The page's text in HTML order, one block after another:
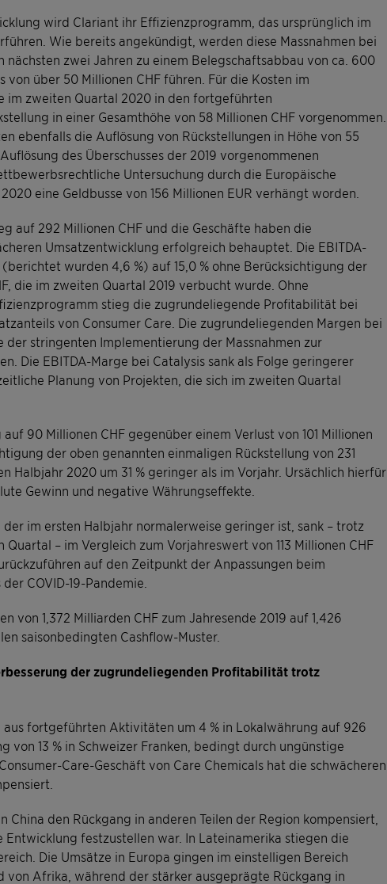
wird Clariant ihr Effizienzprogramm, das ursprünglich im
Wie bereits angekündigt, werden diese Massnahmen bei
zwei Jahren zu einem Belegschaftsabbau von ca. 600
über 50 Millionen CHF führen. Für die Kosten im
im zweiten Quartal 2020 in den fortgeführten
in einer Gesamthöhe von 58 Millionen CHF vorgenommen.
ebenfalls die Auflösung von Rückstellungen in Höhe von 55
des Überschusses der 2019 vorgenommenen
Untersuchung durch die Europäische
eine Geldbusse von 156 Millionen EUR verhängt worden.
auf 292 Millionen CHF und die Geschäfte haben die
Umsatzentwicklung erfolgreich behauptet. Die EBITDA-
wurden 4,6 %) auf 15,0 % ohne Berücksichtigung der
die im zweiten Quartal 2019 verbucht wurde. Ohne
stieg die zugrundeliegende Profitabilität bei
von Consumer Care. Die zugrundeliegenden Margen bei
der stringenten Implementierung der Massnahmen zur
Die EBITDA-Marge bei Catalysis sank als Folge geringerer
Planung von Projekten, die sich im zweiten Quartal
90 Millionen CHF gegenüber einem Verlust von 101 Millionen
der oben genannten einmaligen Rückstellung von 231
Halbjahr 2020 um 31 % geringer als im Vorjahr. Ursächlich hierfür
Gewinn und negative Währungseffekte.
im ersten Halbjahr normalerweise geringer ist, sank – trotz
– im Vergleich zum Vorjahreswert von 113 Millionen CHF
auf den Zeitpunkt der Anpassungen beim
COVID-19-Pandemie.
von 1,372 Milliarden CHF zum Jahresende 2019 auf 1,426
saisonbedingten Cashflow-Muster.
der zugrundeliegenden Profitabilität trotz
fortgeführten Aktivitäten um 4 % in Lokalwährung auf 926
von 13 % in Schweizer Franken, bedingt durch ungünstige
Care-Geschäft von Care Chemicals hat die schwächeren
China den Rückgang in anderen Teilen der Region kompensiert,
Entwicklung festzustellen war. In Lateinamerika stiegen die
Die Umsätze in Europa gingen im einstelligen Bereich
Afrika, während der stärker ausgeprägte Rückgang in